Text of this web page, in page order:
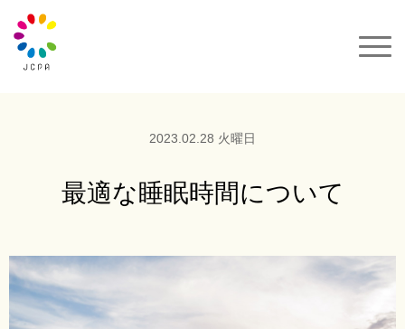
セミナー&イベント
2023.02.28 火曜日
最適な睡眠時間について